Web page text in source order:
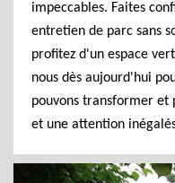
impeccables. Faites
entretien de parc sans
profitez d'un espace
nous dès aujourd'hui
pouvons transformer et
et une attention